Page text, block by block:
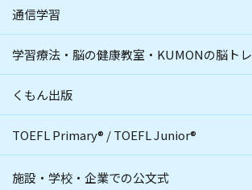
通信学習
学習療法・脳の健康教室・KUMONの脳トレ
くもん出版
TOEFL Primary® /TOEFL Junior®
施設・学校・企業での公文式